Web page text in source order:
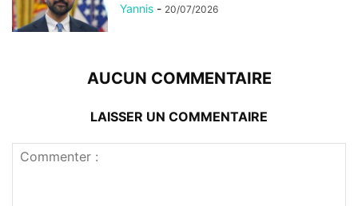
Yannis - 20/07/2026
AUCUN COMMENTAIRE
LAISSER UN COMMENTAIRE